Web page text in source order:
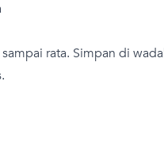
rata. Simpan di